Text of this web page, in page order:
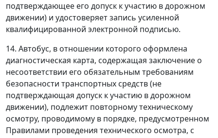
подтверждающее его допуск к участию в дорожном
движении) и удостоверяет запись усиленной
квалифицированной электронной подписью.
14. Автобус, в отношении которого оформлена
диагностическая карта, содержащая заключение о
несоответствии его обязательным требованиям
безопасности транспортных средств (не
подтверждающая допуск к участию в дорожном
движении), подлежит повторному техническому
осмотру, проводимому в порядке, предусмотренном
Правилами проведения технического осмотра, с